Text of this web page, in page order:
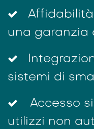
una garanzia
sistemi di
Accesso
utilizzi non